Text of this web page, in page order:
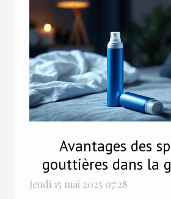
Avantages des
gouttières dans la
ronflement
Jeudi 15 mai 2025 07:28